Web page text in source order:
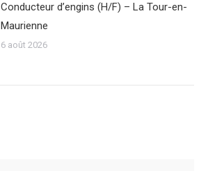
Conducteur d’engins (H/F) – La Tour-en-
Maurienne
6 août 2026